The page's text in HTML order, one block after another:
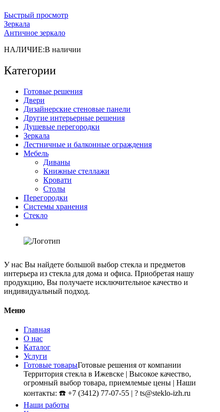
Быстрый просмотр
Зеркала
Античное зеркало
НАЛИЧИЕ:В наличии
Категории
Готовые решения
Двери
Дизайнерские стеновые панели
Другие интерьерные решения
Душевые перегородки
Зеркала
Лестничные и балконные ограждения
Мебель
Диваны
Книжные стеллажи
Кровати
Столы
Перегородки
Системы хранения
Стекло
У нас Вы найдете большой выбор стекла и предметов
интерьера из стекла для дома и офиса. Приобретая нашу
продукцию, Вы получаете исключительное качество и
индивидуальный подход.
Меню
Главная
О нас
Каталог
Услуги
Готовые товарыГотовые решения от компании
Территория стекла в Ижевске | Высокое качество,
огромный выбор товара, приемлемые цены | Наши
контакты: ☎️ +7 (3412) 77-07-55 | ? ts@steklo-izh.ru
Наши работы